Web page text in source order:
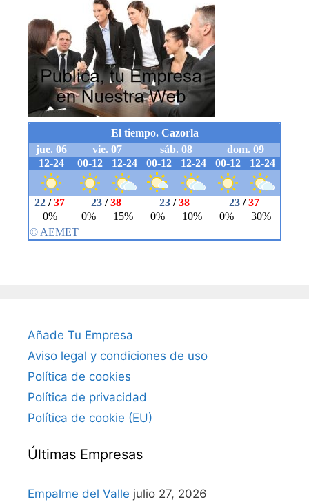
Añade Tu Empresa
Aviso legal y condiciones de uso
Política de cookies
Política de privacidad
Política de cookie (EU)
Últimas Empresas
Empalme del Valle julio 27, 2026